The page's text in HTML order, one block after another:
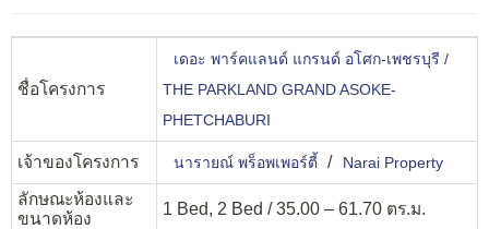
ชื่อโครงการ
เดอะ พาร์คแลนด์ แกรนด์ อโศก-เพชรบุรี /
THE PARKLAND GRAND ASOKE-
PHETCHABURI
เจ้าของโครงการ นารายณ์ พร็อพเพอร์ตี้ / Narai Property
ลักษณะห้องและ
ขนาดห้อง
1 Bed, 2 Bed / 35.00 – 61.70 ตร.ม.